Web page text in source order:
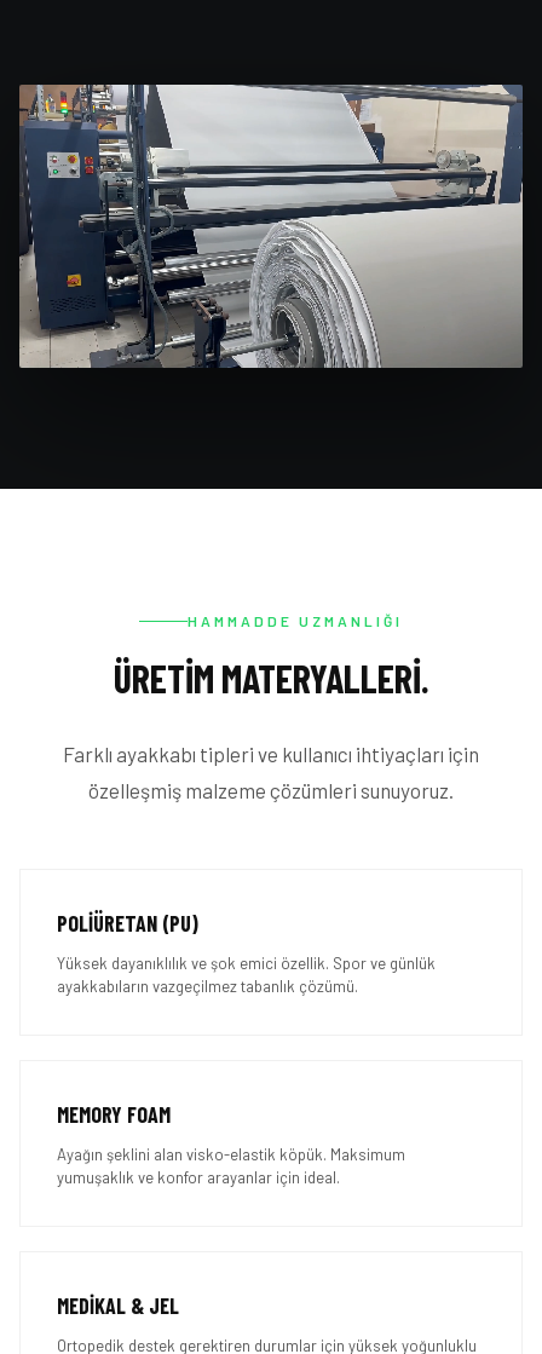
HAMMADDE UZMANLIĞI
ÜRETIM MATERYALLERI.
Farklı ayakkabı tipleri ve kullanıcı ihtiyaçları için
özelleşmiş malzeme çözümleri sunuyoruz.
POLIÜRETAN (PU)
Yüksek dayanıklılık ve şok emici özellik. Spor ve günlük
ayakkabıların vazgeçilmez tabanlık çözümü.
MEMORY FOAM
Ayağın şeklini alan visko-elastik köpük. Maksimum
yumuşaklık ve konfor arayanlar için ideal.
MEDIKAL & JEL
Ortopedik destek gerektiren durumlar için yüksek yoğunluklu